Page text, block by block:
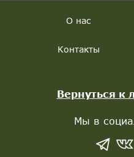
О нас
Контакты
Вернуться к
Мы в